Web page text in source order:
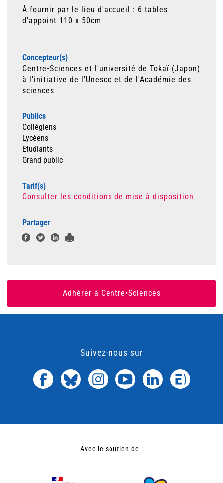
À fournir par le lieu d'accueil : 6 tables
d'appoint 110 x 50cm
Concepteur(s)
Centre•Sciences et l'université de Tokaï (Japon)
à l'initiative de l'Unesco et de l'Académie des
sciences
Publics
Collégiens
Lycéens
Etudiants
Grand public
Tarif(s)
Consulter les conditions de mise à disposition
Partager
Adhérer à Centre•Sciences
Suivez-nous sur
Avec le soutien de :